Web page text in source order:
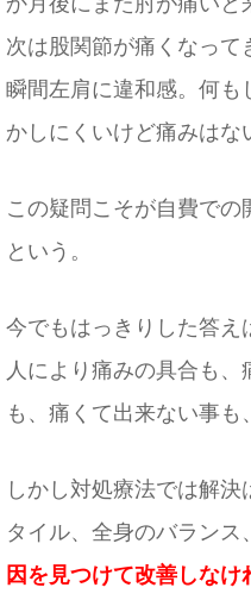
次は股関節が痛くなっ
瞬間左肩に違和感。何
かしにくいけど痛みはな
この疑問こそが自費で
という。
今でもはっきりした答え
人により痛みの具合も
も、痛くて出来ない事も
しかし対処療法では解
タイル、全身のバラン
因を見つけて改善しな